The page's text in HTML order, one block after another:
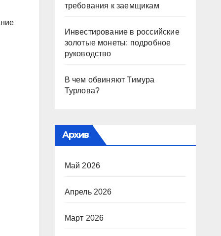
требования к заемщикам
Инвестирование в российские
золотые монеты: подробное
руководство
В чем обвиняют Тимура
Турлова?
Архив
Май 2026
Апрель 2026
Март 2026